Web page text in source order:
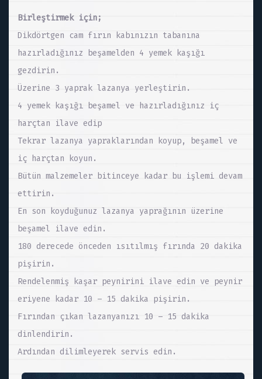
Birleştirmek için;
Dikdörtgen cam fırın kabınızın tabanına
hazırladığınız beşamelden 4 yemek kaşığı
gezdirin.
Üzerine 3 yaprak lazanya yerleştirin.
4 yemek kaşığı beşamel ve hazırladığınız iç
harçtan ilave edip
Tekrar lazanya yapraklarından koyup, beşamel ve
iç harçtan koyun.
Bütün malzemeler bitinceye kadar bu işlemi devam
ettirin.
En son koyduğunuz lazanya yaprağının üzerine
beşamel ilave edin.
180 derecede önceden ısıtılmış fırında 20 dakika
pişirin.
Rendelenmiş kaşar peynirini ilave edin ve peynir
eriyene kadar 10 – 15 dakika pişirin.
Fırından çıkan lazanyanızı 10 – 15 dakika
dinlendirin.
Ardından dilimleyerek servis edin.